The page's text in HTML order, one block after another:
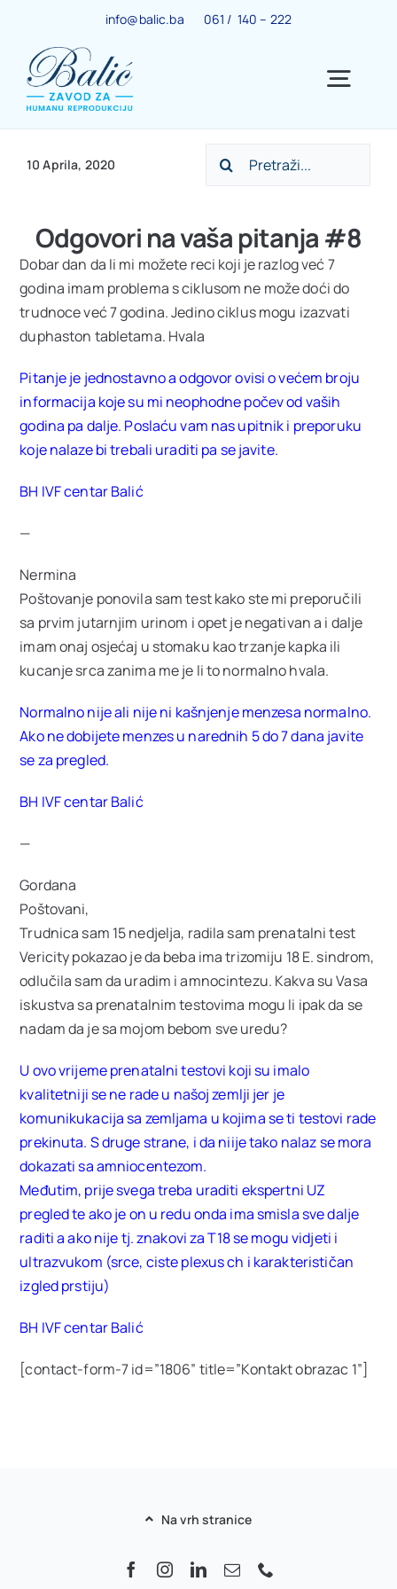
content
info@balic.ba 061 / 140 – 222
Ginekološki centar
Trudnoća
IVF centar
Ostale usluge
Oglas za posao
O nama
Kontakt
10 Aprila, 2020
Search
Odgovori na vaša pitanja #8
Dobar dan da li mi možete reci koji je razlog već 7
godina imam problema s ciklusom ne može doći do
trudnoce već 7 godina. Jedino ciklus mogu izazvati
duphaston tabletama. Hvala
Pitanje je jednostavno a odgovor ovisi o većem broju
informacija koje su mi neophodne počev od vaših
godina pa dalje. Poslaću vam nas upitnik i preporuku
koje nalaze bi trebali uraditi pa se javite.
BH IVF centar Balić
—
Nermina
Poštovanje ponovila sam test kako ste mi preporučili
sa prvim jutarnjim urinom i opet je negativan a i dalje
imam onaj osjećaj u stomaku kao trzanje kapka ili
kucanje srca zanima me je li to normalno hvala.
Normalno nije ali nije ni kašnjenje menzesa normalno.
Ako ne dobijete menzes u narednih 5 do 7 dana javite
se za pregled.
BH IVF centar Balić
—
Gordana
Poštovani,
Trudnica sam 15 nedjelja, radila sam prenatalni test
Vericity pokazao je da beba ima trizomiju 18 E. sindrom,
odlučila sam da uradim i amnocintezu. Kakva su Vasa
iskustva sa prenatalnim testovima mogu li ipak da se
nadam da je sa mojom bebom sve uredu?
U ovo vrijeme prenatalni testovi koji su imalo
kvalitetniji se ne rade u našoj zemlji jer je
komunikukacija sa zemljama u kojima se ti testovi rade
prekinuta. S druge strane, i da niije tako nalaz se mora
dokazati sa amniocentezom.
Međutim, prije svega treba uraditi ekspertni UZ
pregled te ako je on u redu onda ima smisla sve dalje
raditi a ako nije tj. znakovi za T18 se mogu vidjeti i
ultrazvukom (srce, ciste plexus ch i karakterističan
izgled prstiju)
BH IVF centar Balić
[contact-form-7 id=”1806” title=”Kontakt obrazac 1”]
Na vrh stranice